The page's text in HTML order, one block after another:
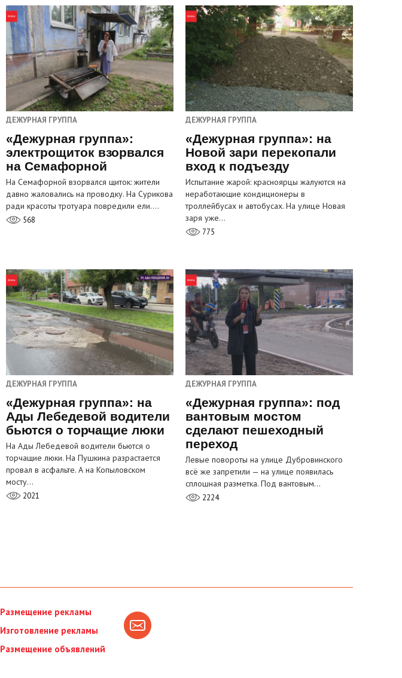
ДЕЖУРНАЯ ГРУППА
«Дежурная группа»:
электрощиток взорвался
на Семафорной
На Семафорной взорвался щиток: жители
давно жаловались на проводку. На Сурикова
ради красоты тротуара повредили ели.…
568
ДЕЖУРНАЯ ГРУППА
«Дежурная группа»: на
Новой зари перекопали
вход к подъезду
Испытание жарой: красноярцы жалуются на
неработающие кондиционеры в
троллейбусах и автобусах. На улице Новая
заря уже…
775
ДЕЖУРНАЯ ГРУППА
«Дежурная группа»: на
Ады Лебедевой водители
бьются о торчащие люки
На Ады Лебедевой водители бьются о
торчащие люки. На Пушкина разрастается
провал в асфальте. А на Копыловском
мосту…
2021
ДЕЖУРНАЯ ГРУППА
«Дежурная группа»: под
вантовым мостом
сделают пешеходный
переход
Левые повороты на улице Дубровинского
всё же запретили — на улице появилась
сплошная разметка. Под вантовым…
2224
Размещение рекламы
Изготовление рекламы
Размещение объявлений